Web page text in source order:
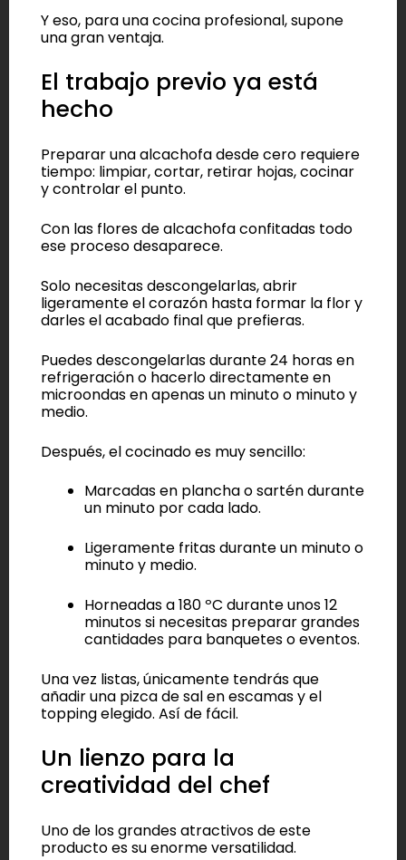
Y eso, para una cocina profesional, supone
una gran ventaja.
El trabajo previo ya está
hecho
Preparar una alcachofa desde cero requiere
tiempo: limpiar, cortar, retirar hojas, cocinar
y controlar el punto.
Con las flores de alcachofa confitadas todo
ese proceso desaparece.
Solo necesitas descongelarlas, abrir
ligeramente el corazón hasta formar la flor y
darles el acabado final que prefieras.
Puedes descongelarlas durante 24 horas en
refrigeración o hacerlo directamente en
microondas en apenas un minuto o minuto y
medio.
Después, el cocinado es muy sencillo:
Marcadas en plancha o sartén durante
un minuto por cada lado.
Ligeramente fritas durante un minuto o
minuto y medio.
Horneadas a 180 ºC durante unos 12
minutos si necesitas preparar grandes
cantidades para banquetes o eventos.
Una vez listas, únicamente tendrás que
añadir una pizca de sal en escamas y el
topping elegido. Así de fácil.
Un lienzo para la
creatividad del chef
Uno de los grandes atractivos de este
producto es su enorme versatilidad.